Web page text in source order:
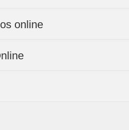
online